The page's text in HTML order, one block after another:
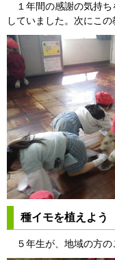
１年間の感謝の気持ち
していました。次にこ
種イモを植えよ
５年生が、地域の方の